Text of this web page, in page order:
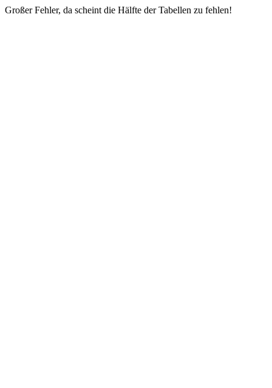
Großer Fehler, da scheint die Hälfte der Tabellen zu fehlen!